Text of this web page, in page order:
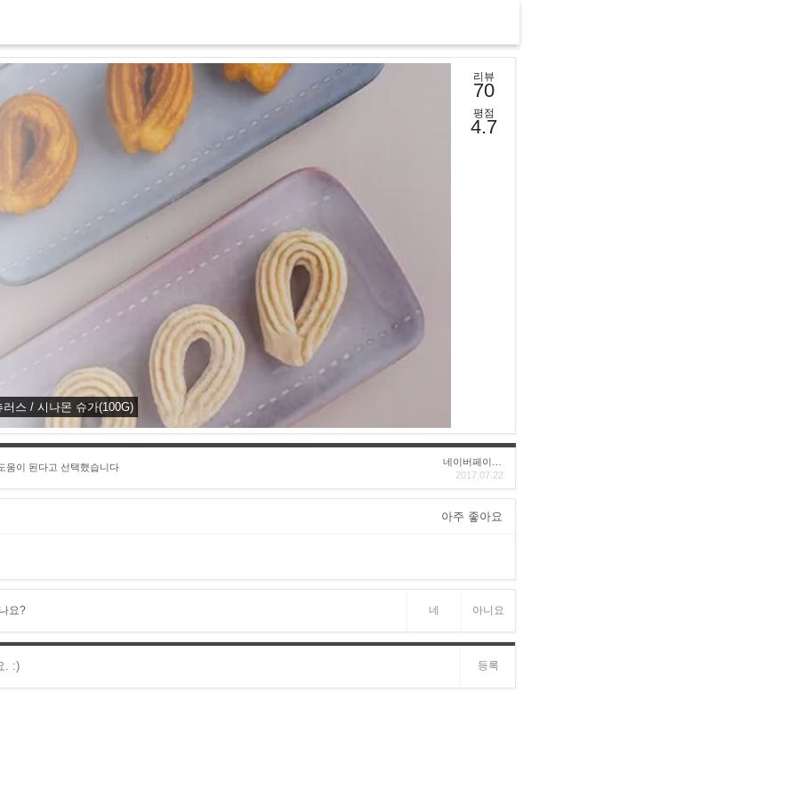
스 / 시나몬 슈가(100G)
리뷰
70
평점
4.7
움이 된다고 선택했습니다
2017.07.22
아주 좋아요
요? 네 아니요
등록